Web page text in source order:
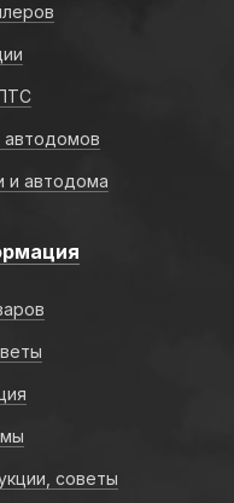
автодомов
и автодома
советы